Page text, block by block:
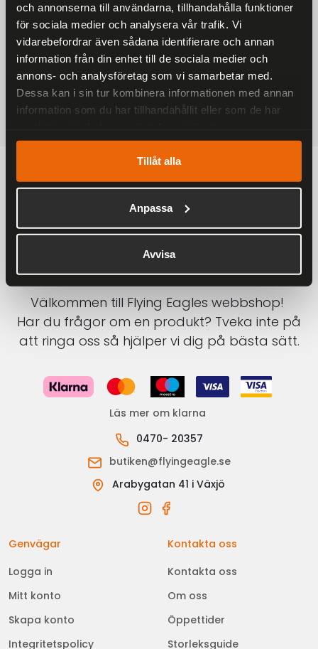
och annonserna till användarna, tillhandahålla funktioner
för sociala medier och analysera vår trafik. Vi
vidarebefordrar även sådana identifierare och annan
information från din enhet till de sociala medier och
annons- och analysföretag som vi samarbetar med.
Dessa kan i sin tur kombinera informationen med annan
information som du har tillhandahållit eller som de har
Tillåt alla
Anpassa
Avvisa
FRAKTFRITT
På alla ordrar över 2000 kr
1-3 DAGAR LEVERANS
Inom Sverige med DHL
SÄKRA BETALNINGAR
Betalkort, Klarna eller Swish
Välkommen till Flying Eagles webbshop!
Har du frågor om en produkt? Tveka inte på
att ringa oss så hjälper vi dig på bästa sätt.
Läs mer om klarna
0470- 20357
butiken@flyingeagle.se
Arabygatan 41 i Växjö
Genvägar
Logga in
Mitt konto
Skapa konto
Integritetspolicy
Kontakta oss
Kontakta oss
Om oss
Öppettider
Storleksguide